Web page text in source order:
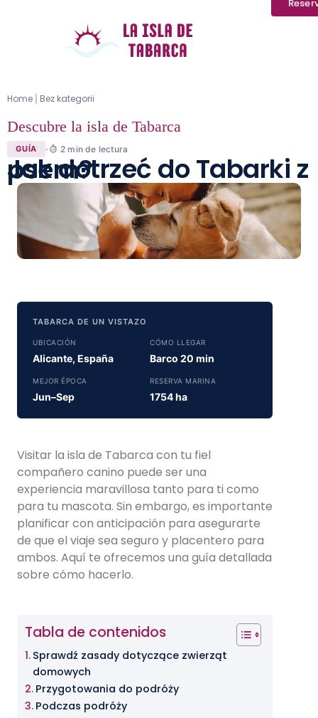
Home Bez kategorii
Descubre la isla de Tabarca
GUÍA 2 min de lectura
Jak dotrzeć do Tabarki z psem?
TABARCA DE UN VISTAZO
UBICACIÓN
Alicante, España
CÓMO LLEGAR
Barco 20 min
MEJOR ÉPOCA
Jun–Sep
RESERVA MARINA
1754 ha
Visitar la isla de Tabarca con tu fiel
compañero canino puede ser una
experiencia maravillosa tanto para ti como
para tu mascota. Sin embargo, es importante
planificar con anticipación para asegurarte
de que el viaje sea seguro y placentero para
ambos. Aquí te ofrecemos una guía detallada
sobre cómo hacerlo.
Tabla de contenidos
Sprawdź zasady dotyczące zwierząt
domowych
Przygotowania do podróży
Podczas podróży